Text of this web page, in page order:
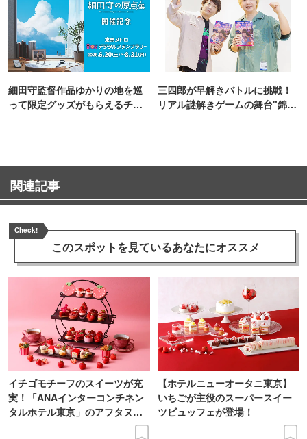
細田守監督作品ゆかりの地を巡
って限定グッズがもらえるチャ
三四郎が早解きバトルに挑戦！
リアル謎解きゲームの舞台"錦糸
関連記事
Check!
このスポットを見ているあなたにオススメ
イチゴモチーフのスイーツが充
実！「ANAインターコンチネン
タルホテル東京」のアフタヌー
【ホテルニューオータニ東京】
いちごが主役のスーパースイー
ツビュッフェが登場！